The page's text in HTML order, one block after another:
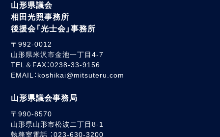
山形県議会
相田光照事務所
後援会「光士会」事務所
〒992-0012
山形県米沢市金池一丁目4-7
TEL＆FAX：0238-33-9156
EMAIL：koshikai@mitsuteru.com
山形県議会事務局
〒990-8570
山形県山形市松波二丁目8-1
執務室電話 ：023-630-3200